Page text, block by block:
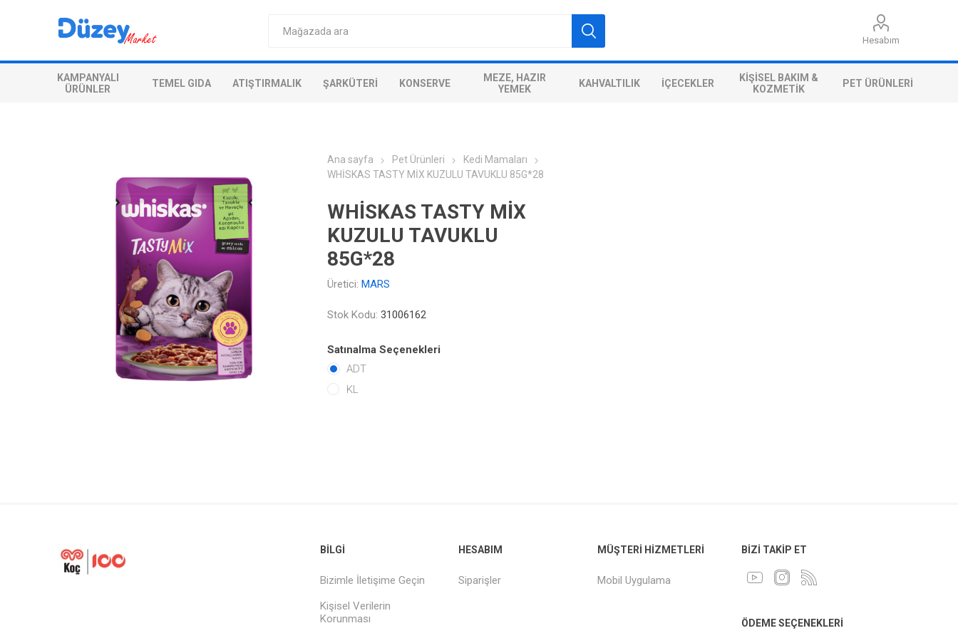
Hesabım
KAMPANYALI
ÜRÜNLER
TEMEL GIDA ATIŞTIRMALIK ŞARKÜTERI KONSERVE
MEZE, HAZIR
YEMEK
KAHVALTILIK İÇECEKLER
KIŞISEL BAKIM &
KOZMETIK
PET ÜRÜNLERI
Ana sayfa Pet Ürünleri
Kedi Mamaları
WHİSKAS TASTY MİX KUZULU TAVUKLU 85G*28
WHİSKAS TASTY MİX
KUZULU TAVUKLU
85G*28
Üretici: MARS
Stok Kodu: 31006162
Satınalma Seçenekleri
ADT
KL
BILGI
Bizimle İletişime Geçin
Kişisel Verilerin
Korunması
HESABIM
Siparişler
MÜŞTERI HIZMETLERI
Mobil Uygulama
BIZI TAKIP ET
ÖDEME SEÇENEKLERI